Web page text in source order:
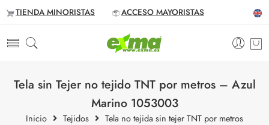
TIENDA MINORISTAS ACCESO MAYORISTAS
Tela sin Tejer no tejido TNT por metros – Azul
Marino 1053003
Inicio Tejidos Tela no tejida sin tejer TNT por metros